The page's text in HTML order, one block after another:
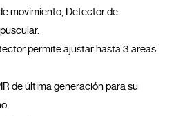
movimiento, Detector de
permite ajustar hasta 3 areas
de última generación para su